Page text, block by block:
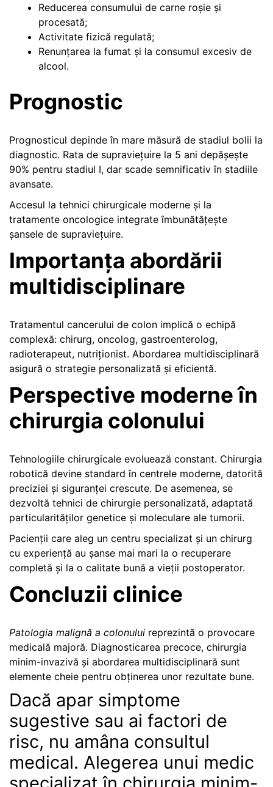
Reducerea consumului de carne roșie și
procesată;
Activitate fizică regulată;
Renunțarea la fumat și la consumul excesiv de
alcool.
Prognostic
Prognosticul depinde în mare măsură de stadiul bolii la
diagnostic. Rata de supraviețuire la 5 ani depășește
90% pentru stadiul I, dar scade semnificativ în stadiile
avansate.
Accesul la tehnici chirurgicale moderne și la
tratamente oncologice integrate îmbunătățește
șansele de supraviețuire.
Importanța abordării
multidisciplinare
Tratamentul cancerului de colon implică o echipă
complexă: chirurg, oncolog, gastroenterolog,
radioterapeut, nutriționist. Abordarea multidisciplinară
asigură o strategie personalizată și eficientă.
Perspective moderne în
chirurgia colonului
Tehnologiile chirurgicale evoluează constant. Chirurgia
robotică devine standard în centrele moderne, datorită
preciziei și siguranței crescute. De asemenea, se
dezvoltă tehnici de chirurgie personalizată, adaptată
particularităților genetice și moleculare ale tumorii.
Pacienții care aleg un centru specializat și un chirurg
cu experiență au șanse mai mari la o recuperare
completă și la o calitate bună a vieții postoperator.
Concluzii clinice
Patologia malignă a colonului reprezintă o provocare
medicală majoră. Diagnosticarea precoce, chirurgia
minim-invazivă și abordarea multidisciplinară sunt
elemente cheie pentru obținerea unor rezultate bune.
Dacă apar simptome
sugestive sau ai factori de
risc, nu amâna consultul
medical. Alegerea unui medic